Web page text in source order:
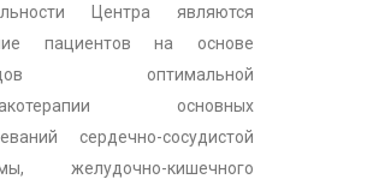
Центра являются
пациентов на основе
оптимальной
основных
сердечно-сосудистой
желудочно-кишечного